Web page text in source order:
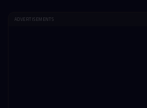
ADVERTISEMENTS